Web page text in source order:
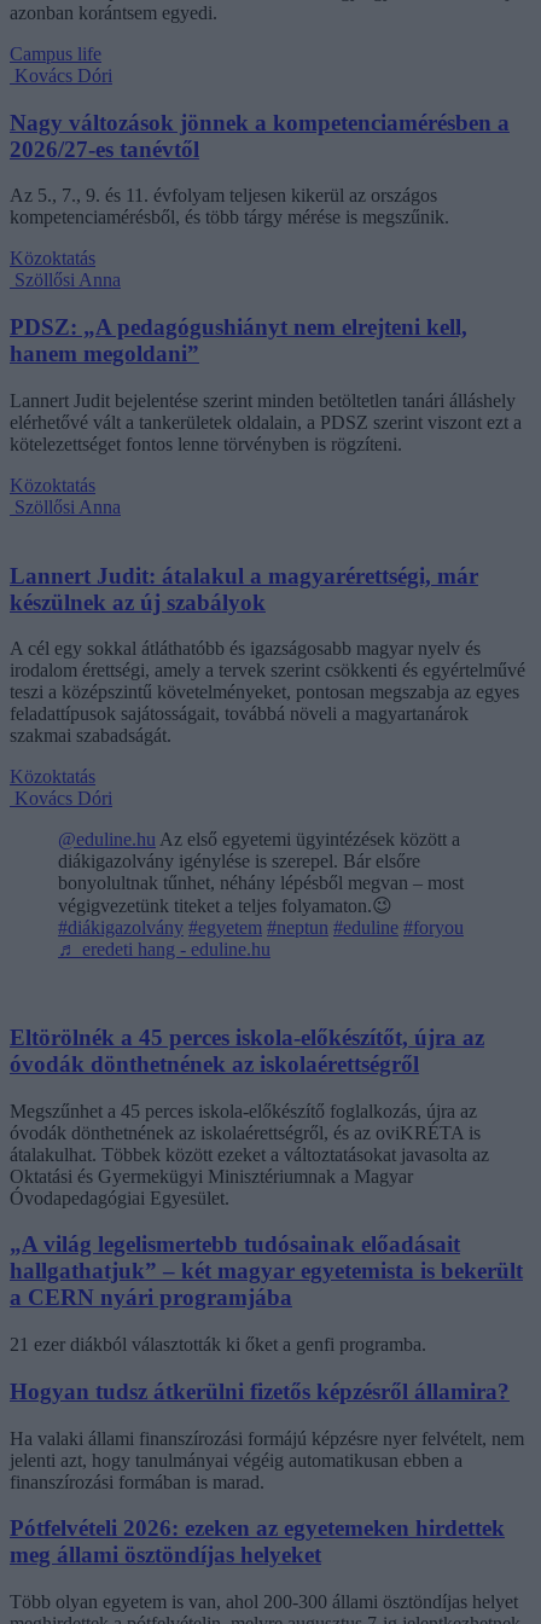
azonban korántsem egyedi.
Campus life
Kovács Dóri
Nagy változások jönnek a kompetenciamérésben a
2026/27-es tanévtől
Az 5., 7., 9. és 11. évfolyam teljesen kikerül az országos
kompetenciamérésből, és több tárgy mérése is megszűnik.
Közoktatás
Szöllősi Anna
PDSZ: „A pedagógushiányt nem elrejteni kell,
hanem megoldani”
Lannert Judit bejelentése szerint minden betöltetlen tanári álláshely
elérhetővé vált a tankerületek oldalain, a PDSZ szerint viszont ezt a
kötelezettséget fontos lenne törvényben is rögzíteni.
Közoktatás
Szöllősi Anna
Lannert Judit: átalakul a magyarérettségi, már
készülnek az új szabályok
A cél egy sokkal átláthatóbb és igazságosabb magyar nyelv és
irodalom érettségi, amely a tervek szerint csökkenti és egyértelművé
teszi a középszintű követelményeket, pontosan megszabja az egyes
feladattípusok sajátosságait, továbbá növeli a magyartanárok
szakmai szabadságát.
Közoktatás
Kovács Dóri
@eduline.hu Az első egyetemi ügyintézések között a
diákigazolvány igénylése is szerepel. Bár elsőre
bonyolultnak tűnhet, néhány lépésből megvan – most
végigvezetünk titeket a teljes folyamaton.😉
#diákigazolvány #egyetem #neptun #eduline #foryou
♬ eredeti hang - eduline.hu
Eltörölnék a 45 perces iskola-előkészítőt, újra az
óvodák dönthetnének az iskolaérettségről
Megszűnhet a 45 perces iskola-előkészítő foglalkozás, újra az
óvodák dönthetnének az iskolaérettségről, és az oviKRÉTA is
átalakulhat. Többek között ezeket a változtatásokat javasolta az
Oktatási és Gyermekügyi Minisztériumnak a Magyar
Óvodapedagógiai Egyesület.
„A világ legelismertebb tudósainak előadásait
hallgathatjuk” – két magyar egyetemista is bekerült
a CERN nyári programjába
21 ezer diákból választották ki őket a genfi programba.
Hogyan tudsz átkerülni fizetős képzésről államira?
Ha valaki állami finanszírozási formájú képzésre nyer felvételt, nem
jelenti azt, hogy tanulmányai végéig automatikusan ebben a
finanszírozási formában is marad.
Pótfelvételi 2026: ezeken az egyetemeken hirdettek
meg állami ösztöndíjas helyeket
Több olyan egyetem is van, ahol 200-300 állami ösztöndíjas helyet